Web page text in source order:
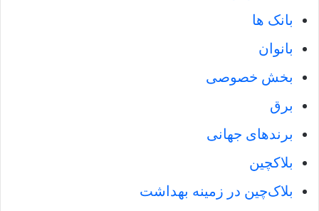
بانک ها
بانوان
بخش خصوصی
برق
برندهای جهانی
بلاکچین
بلاک‌چین در زمینه بهداشت